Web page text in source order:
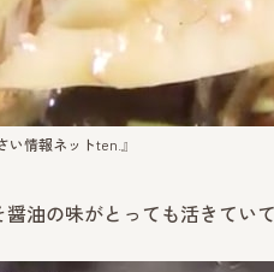
い情報ネットten.』
油の味がとっても活きていて